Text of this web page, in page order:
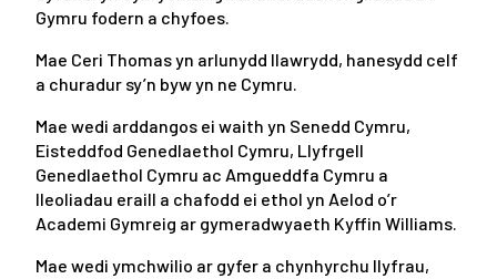
Gymru fodern a chyfoes.
Mae Ceri Thomas yn arlunydd llawrydd, hanesydd celf
a churadur sy’n byw yn ne Cymru.
Mae wedi arddangos ei waith yn Senedd Cymru,
Eisteddfod Genedlaethol Cymru, Llyfrgell
Genedlaethol Cymru ac Amgueddfa Cymru a
lleoliadau eraill a chafodd ei ethol yn Aelod o’r
Academi Gymreig ar gymeradwyaeth Kyffin Williams.
Mae wedi ymchwilio ar gyfer a chynhyrchu llyfrau,